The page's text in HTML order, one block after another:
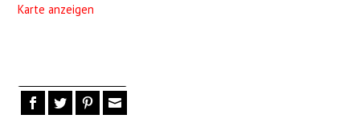
Karte anzeigen